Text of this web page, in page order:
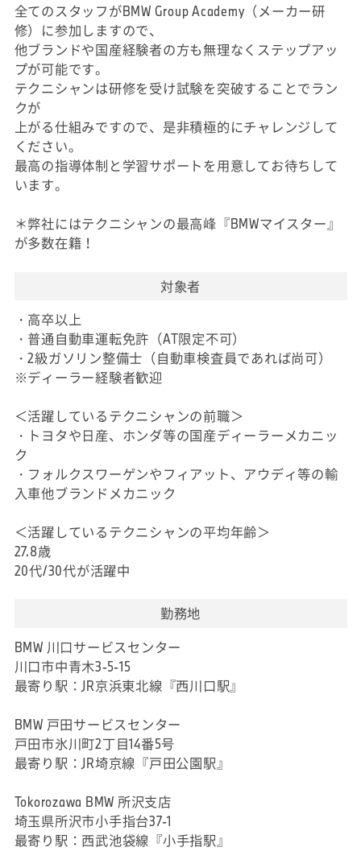
全てのスタッフがBMW Group Academy（メーカー研
修）に参加しますので、
他ブランドや国産経験者の方も無理なくステップアッ
プが可能です。
テクニシャンは研修を受け試験を突破することでラン
クが
上がる仕組みですので、是非積極的にチャレンジして
ください。
最高の指導体制と学習サポートを用意してお待ちして
います。
＊弊社にはテクニシャンの最高峰『BMWマイスター』
が多数在籍！
対象者
・高卒以上
・普通自動車運転免許（AT限定不可）
・2級ガソリン整備士（自動車検査員であれば尚可）
※ディーラー経験者歓迎
＜活躍しているテクニシャンの前職＞
・トヨタや日産、ホンダ等の国産ディーラーメカニッ
ク
・フォルクスワーゲンやフィアット、アウディ等の輸
入車他ブランドメカニック
＜活躍しているテクニシャンの平均年齢＞
27.8歳
20代/30代が活躍中
勤務地
BMW 川口サービスセンター
川口市中青木3-5-15
最寄り駅：JR京浜東北線『西川口駅』
BMW 戸田サービスセンター
戸田市氷川町2丁目14番5号
最寄り駅：JR埼京線『戸田公園駅』
Tokorozawa BMW 所沢支店
埼玉県所沢市小手指台37-1
最寄り駅：西武池袋線『小手指駅』